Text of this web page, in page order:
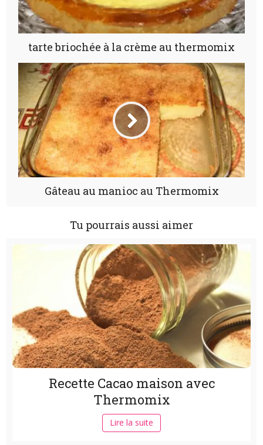
tarte briochée à la crème au thermomix
Gâteau au manioc au Thermomix
Tu pourrais aussi aimer
Recette Cacao maison avec
Thermomix
Lire la suite